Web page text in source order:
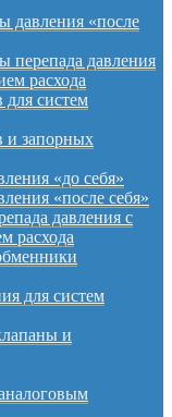
давления «после
перепада давления
расхода
для систем
и запорных
«до себя»
«после себя»
давления с
расхода
для систем
и